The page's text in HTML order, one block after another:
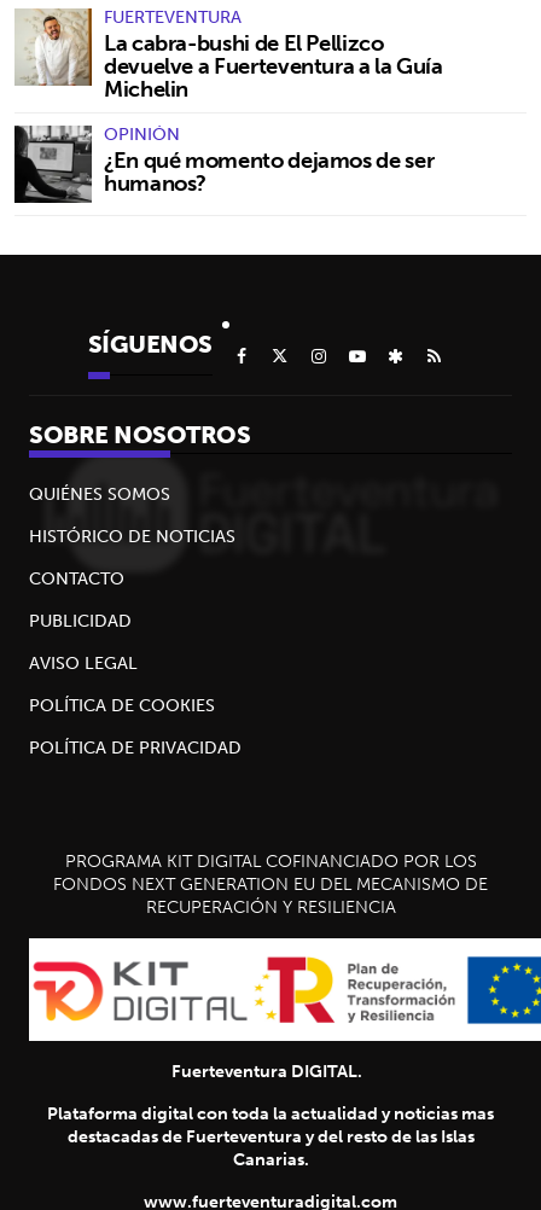
FUERTEVENTURA
La cabra-bushi de El Pellizco
devuelve a Fuerteventura a la Guía
Michelin
OPINIÓN
¿En qué momento dejamos de ser
humanos?
SÍGUENOS
SOBRE NOSOTROS
QUIÉNES SOMOS
HISTÓRICO DE NOTICIAS
CONTACTO
PUBLICIDAD
AVISO LEGAL
POLÍTICA DE COOKIES
POLÍTICA DE PRIVACIDAD
PROGRAMA KIT DIGITAL COFINANCIADO POR LOS
FONDOS NEXT GENERATION EU DEL MECANISMO DE
RECUPERACIÓN Y RESILIENCIA
Fuerteventura DIGITAL.
Plataforma digital con toda la actualidad y noticias mas
destacadas de Fuerteventura y del resto de las Islas
Canarias.
www.fuerteventuradigital.com